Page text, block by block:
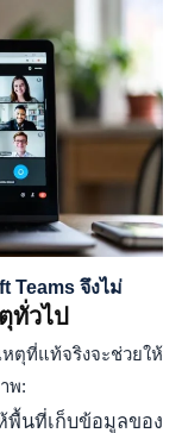
Teams จึงไม่
ทั่วไป
ตุที่แท้จริงจะช่วยให้
พ:
นที่เก็บข้อมูลของ